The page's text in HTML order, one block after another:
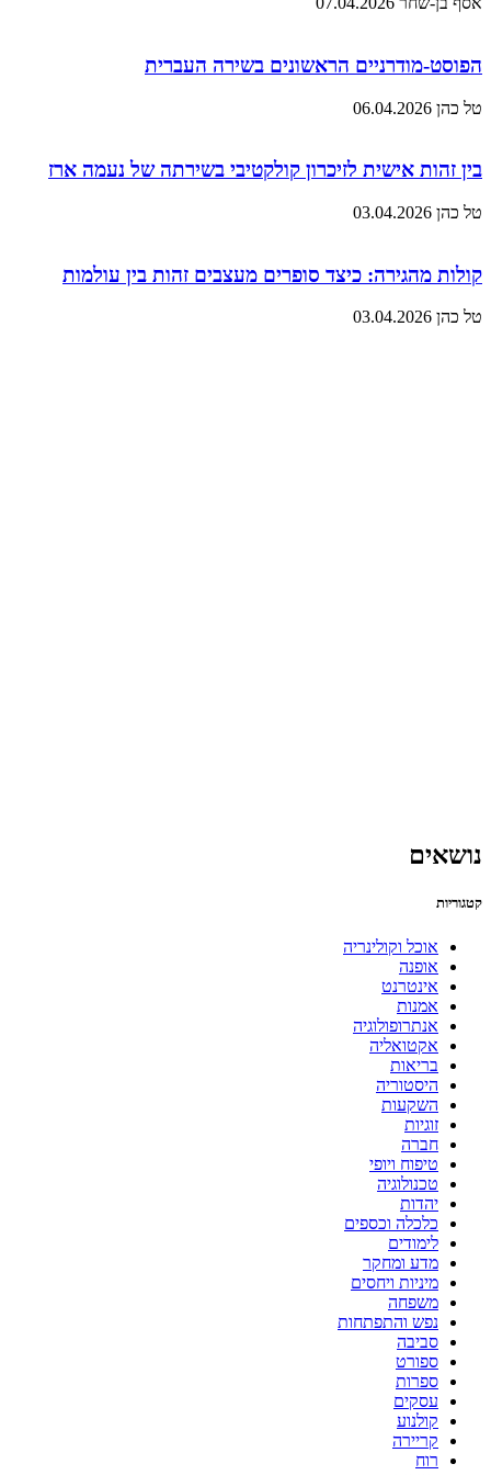
הפוסט-מודרניים הראשונים בשירה העברית
טל כהן 06.04.2026
בין זהות אישית לזיכרון קולקטיבי בשירתה של נעמה ארז
טל כהן 03.04.2026
קולות מהגירה: כיצד סופרים מעצבים זהות בין עולמות
טל כהן 03.04.2026
נושאים
קטגוריות
אוכל וקולינריה
אופנה
אינטרנט
אמנות
אנתרופולוגיה
אקטואליה
בריאות
היסטוריה
השקעות
זוגיות
חברה
טיפוח ויופי
טכנולוגיה
יהדות
כלכלה וכספים
לימודים
מדע ומחקר
מיניות ויחסים
משפחה
נפש והתפתחות
סביבה
ספורט
ספרות
עסקים
קולנוע
קריירה
רוח